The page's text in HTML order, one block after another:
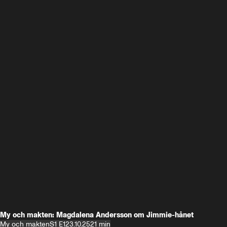
My och makten: Magdalena Andersson om Jimmie-hånet
My och maktenS1 E123.10.2521 min